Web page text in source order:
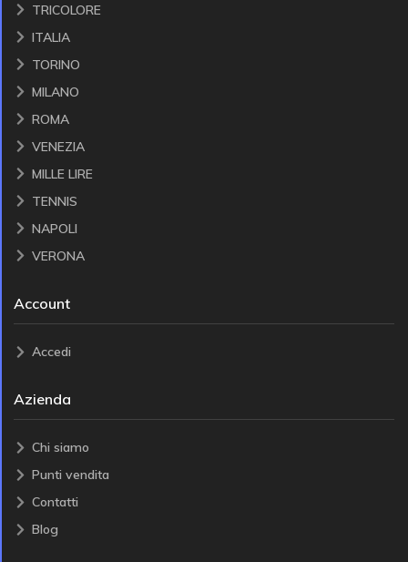
TRICOLORE
ITALIA
TORINO
MILANO
ROMA
VENEZIA
MILLE LIRE
TENNIS
NAPOLI
VERONA
Account
Accedi
Azienda
Chi siamo
Punti vendita
Contatti
Blog